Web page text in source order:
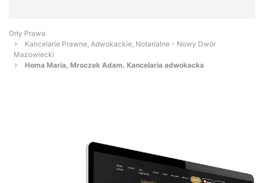
Orły Prawa
Kancelarie Prawne, Adwokackie, Notarialne - Nowy Dwór
Mazowiecki
Homa Maria, Mroczek Adam. Kancelaria adwokacka